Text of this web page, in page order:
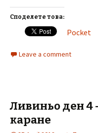
Споделете това:
Pocket
Leave a comment
Ливиньо ден 4
каране